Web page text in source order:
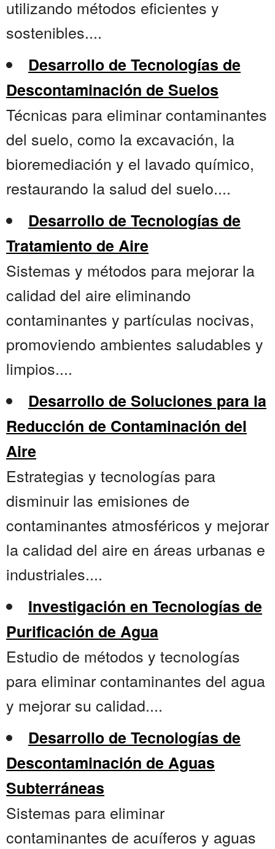
utilizando métodos eficientes y
sostenibles....
Desarrollo de Tecnologías de
Descontaminación de Suelos
Técnicas para eliminar contaminantes
del suelo, como la excavación, la
bioremediación y el lavado químico,
restaurando la salud del suelo....
Desarrollo de Tecnologías de
Tratamiento de Aire
Sistemas y métodos para mejorar la
calidad del aire eliminando
contaminantes y partículas nocivas,
promoviendo ambientes saludables y
limpios....
Desarrollo de Soluciones para la
Reducción de Contaminación del
Aire
Estrategias y tecnologías para
disminuir las emisiones de
contaminantes atmosféricos y mejorar
la calidad del aire en áreas urbanas e
industriales....
Investigación en Tecnologías de
Purificación de Agua
Estudio de métodos y tecnologías
para eliminar contaminantes del agua
y mejorar su calidad....
Desarrollo de Tecnologías de
Descontaminación de Aguas
Subterráneas
Sistemas para eliminar
contaminantes de acuíferos y aguas